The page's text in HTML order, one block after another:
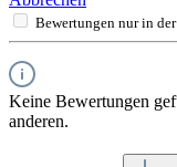
Bewertungen nur in
Keine Bewertungen
anderen.